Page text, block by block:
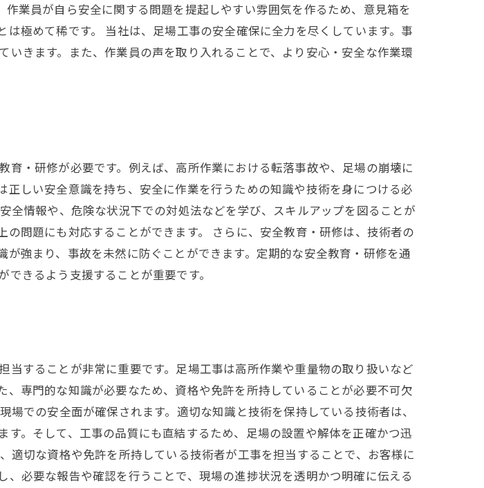
業員が自ら安全に関する問題を提起しやすい雰囲気を作るため、意見箱を
極めて稀です。 当社は、足場工事の安全確保に全力を尽くしています。事
きます。また、作業員の声を取り入れることで、より安心・安全な作業環
・研修が必要です。例えば、高所作業における転落事故や、足場の崩壊に
しい安全意識を持ち、安全に作業を行うための知識や技術を身につける必
全情報や、危険な状況下での対処法などを学び、スキルアップを図ることが
問題にも対応することができます。 さらに、安全教育・研修は、技術者の
強まり、事故を未然に防ぐことができます。定期的な安全教育・研修を通
きるよう支援することが重要です。
することが非常に重要です。足場工事は高所作業や重量物の取り扱いなど
専門的な知識が必要なため、資格や免許を所持していることが必要不可欠
での安全面が確保されます。適切な知識と技術を保持している技術者は、
。そして、工事の品質にも直結するため、足場の設置や解体を正確かつ迅
切な資格や免許を所持している技術者が工事を担当することで、お客様に
必要な報告や確認を行うことで、現場の進捗状況を透明かつ明確に伝える